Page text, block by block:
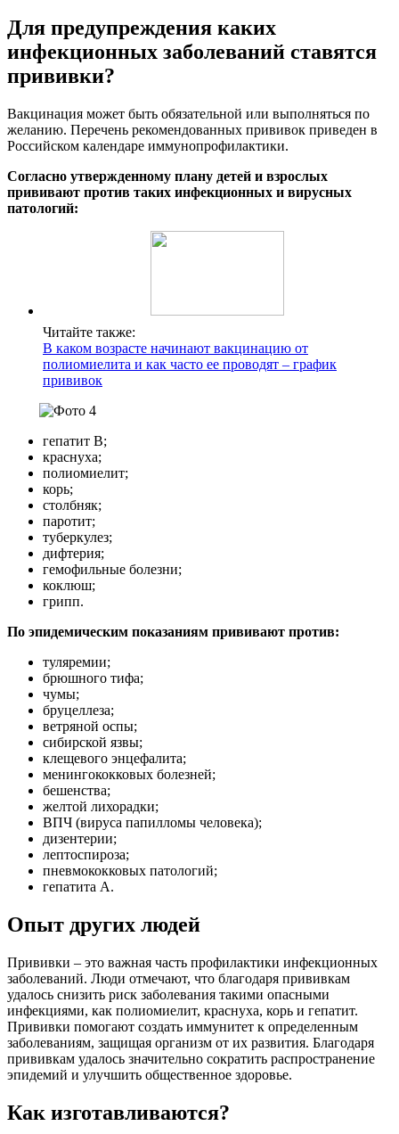
Для предупреждения каких
инфекционных заболеваний ставятся
прививки?
Вакцинация может быть обязательной или выполняться по
желанию. Перечень рекомендованных прививок приведен в
Российском календаре иммунопрофилактики.
Согласно утвержденному плану детей и взрослых
прививают против таких инфекционных и вирусных
патологий:
Читайте также:
В каком возрасте начинают вакцинацию от
полиомиелита и как часто ее проводят – график
прививок
гепатит В;
краснуха;
полиомиелит;
корь;
столбняк;
паротит;
туберкулез;
дифтерия;
гемофильные болезни;
коклюш;
грипп.
По эпидемическим показаниям прививают против:
туляремии;
брюшного тифа;
чумы;
бруцеллеза;
ветряной оспы;
сибирской язвы;
клещевого энцефалита;
менингококковых болезней;
бешенства;
желтой лихорадки;
ВПЧ (вируса папилломы человека);
дизентерии;
лептоспироза;
пневмококковых патологий;
гепатита А.
Опыт других людей
Прививки – это важная часть профилактики инфекционных
заболеваний. Люди отмечают, что благодаря прививкам
удалось снизить риск заболевания такими опасными
инфекциями, как полиомиелит, краснуха, корь и гепатит.
Прививки помогают создать иммунитет к определенным
заболеваниям, защищая организм от их развития. Благодаря
прививкам удалось значительно сократить распространение
эпидемий и улучшить общественное здоровье.
Как изготавливаются?